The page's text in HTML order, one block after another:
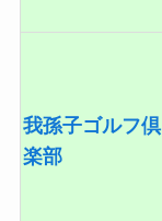
我孫子ゴルフ倶
楽部